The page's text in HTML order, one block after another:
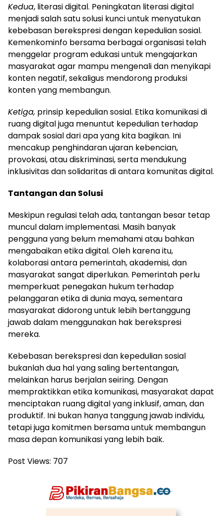
Kedua, literasi digital. Peningkatan literasi digital
menjadi salah satu solusi kunci untuk menyatukan
kebebasan berekspresi dengan kepedulian sosial.
Kemenkominfo bersama berbagai organisasi telah
menggelar program edukasi untuk mengajarkan
masyarakat agar mampu mengenali dan menyikapi
konten negatif, sekaligus mendorong produksi
konten yang membangun.
Ketiga, prinsip kepedulian sosial. Etika komunikasi di
ruang digital juga menuntut kepedulian terhadap
dampak sosial dari apa yang kita bagikan. Ini
mencakup penghindaran ujaran kebencian,
provokasi, atau diskriminasi, serta mendukung
inklusivitas dan solidaritas di antara komunitas digital.
Tantangan dan Solusi
Meskipun regulasi telah ada, tantangan besar tetap
muncul dalam implementasi. Masih banyak
pengguna yang belum memahami atau bahkan
mengabaikan etika digital. Oleh karena itu,
kolaborasi antara pemerintah, akademisi, dan
masyarakat sangat diperlukan. Pemerintah perlu
memperkuat penegakan hukum terhadap
pelanggaran etika di dunia maya, sementara
masyarakat didorong untuk lebih bertanggung
jawab dalam menggunakan hak berekspresi
mereka.
Kebebasan berekspresi dan kepedulian sosial
bukanlah dua hal yang saling bertentangan,
melainkan harus berjalan seiring. Dengan
mempraktikkan etika komunikasi, masyarakat dapat
menciptakan ruang digital yang inklusif, aman, dan
produktif. Ini bukan hanya tanggung jawab individu,
tetapi juga komitmen bersama untuk membangun
masa depan komunikasi yang lebih baik.
Post Views: 707